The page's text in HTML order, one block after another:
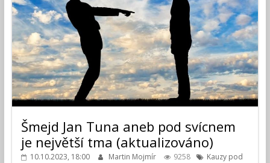
Šmejd Jan Tuna aneb pod svícnem
je největší tma (aktualizováno)
10.10.2023, 18:00 Martin Mojmír 9258
Kauzy pod